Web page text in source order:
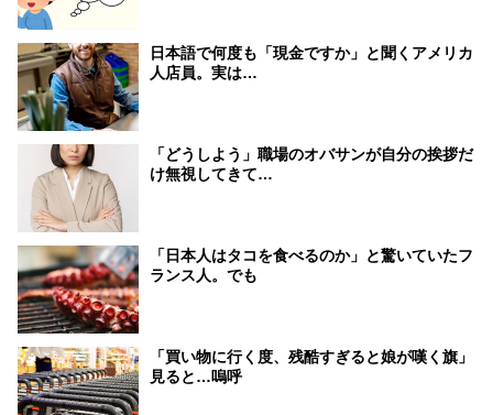
日本語で何度も「現金ですか」と聞くアメリカ
人店員。実は…
「どうしよう」職場のオバサンが自分の挨拶だ
け無視してきて…
「日本人はタコを食べるのか」と驚いていたフ
ランス人。でも
「買い物に行く度、残酷すぎると娘が嘆く旗」
見ると…嗚呼